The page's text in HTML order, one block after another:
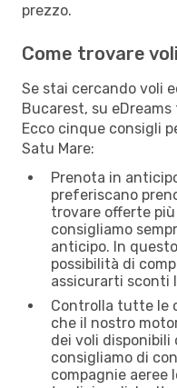
prezzo.
Come trovare
Se stai cercando voli
Bucarest, su
Ecco cinque consigli
Satu Mare:
Prenota in
preferiscano
trovare offerte
consigliamo
anticipo. In
possibilità di
assicurarti sconti
Controlla tutte le
che il nostro
dei voli disponibili
consigliamo di
compagnie aeree